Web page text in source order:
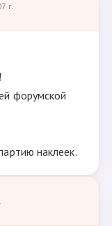
г.
форумской
наклеек.